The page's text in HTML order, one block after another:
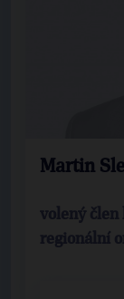
Martin
volený člen
regionální